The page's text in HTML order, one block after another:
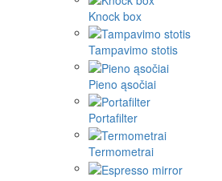
Knock box
Tampavimo stotis
Pieno ąsočiai
Portafilter
Termometrai